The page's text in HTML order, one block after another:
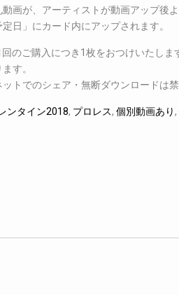
画が、アーティストが動画アップ後
日」にカード内にアップされます。
のご購入につき1枚をおつけいたしま
す。
トでのシェア・無断ダウンロードは禁
ンタイン2018, プロレス, 個別動画あり,